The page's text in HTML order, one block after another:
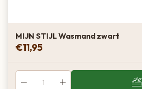
MIJN STIJL Wasmand zwart
€11,95